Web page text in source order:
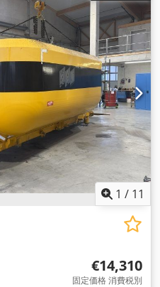
1 / 11
€14,310
固定価格 消費税別